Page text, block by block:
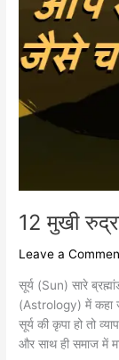
12 मुखी
Leave a
सूर्य (Sun) सारे
(Astrology) में कहा
सूर्य की कृपा हो तो
और साथ ही समाज में